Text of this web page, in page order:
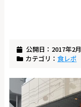
公開日：2017年2
カテゴリ： 食レポ